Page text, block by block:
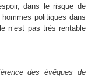
dans le risque de
politiques dans
n’est pas très rentable
des évêques de